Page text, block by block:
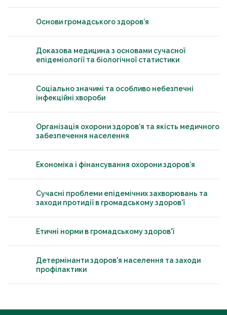
Основи громадського здоров’я
Доказова медицина з основами сучасної
епідеміології та біологічної статистики
Соціально значимі та особливо небезпечні
інфекційні хвороби
Організація охорони здоров’я та якість медичного
забезпечення населення
Економіка і фінансування охорони здоров’я
Сучасні проблеми епідемічних захворювань та
заходи протидії в громадському здоров'ї
Етичні норми в громадському здоров'ї
Детермінанти здоров'я населення та заходи
профілактики